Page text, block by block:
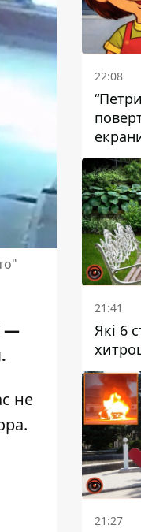
—
не
.
22:08
ролей
21:41
Які 6
21:27